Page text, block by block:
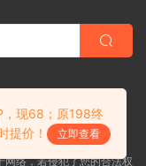
络，若侵犯了您的合法权
，现68；原198终
提价！
立即查看